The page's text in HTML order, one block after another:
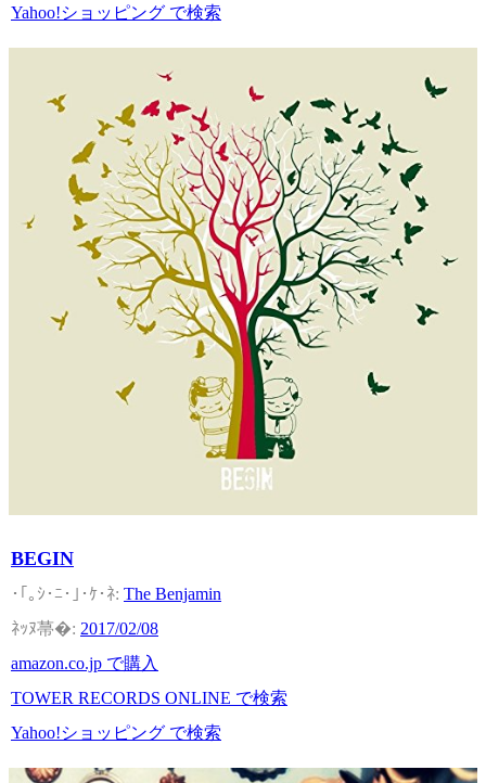
Yahoo!ショッピング で検索
BEGIN
The Benjamin
2017/02/08
amazon.co.jp で購入
TOWER RECORDS ONLINE で検索
Yahoo!ショッピング で検索